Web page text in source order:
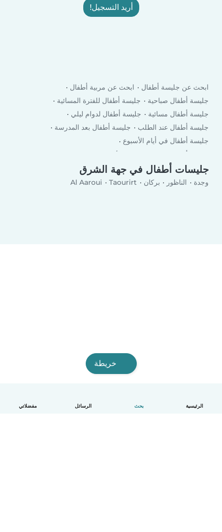
الرئيسية بحث الرسائل مفضلاتي
أريد التسجيل!
ابحث عن جليسة أطفال
ابحث عن مربية أطفال
جليسة أطفال صباحية
جليسة أطفال للفترة المسائية
جليسة أطفال مسائية
جليسة أطفال لدوام ليلي
جليسة أطفال عند الطلب
جليسة أطفال بعد المدرسة
جليسة أطفال في أيام الأسبوع
جليسة أطفال في لعطلة نهاية الأسبوع
جليسات أطفال في جهة الشرق
وجدة الناظور بركان Taourirt
Al Aaroui
خريطة